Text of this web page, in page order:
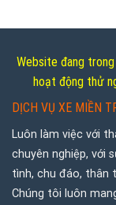
Website đang
hoạt động thử
DỊCH VỤ XE MIỀN
Luôn làm việc với
chuyên nghiệp, với
tình, chu đáo, thân
Chúng tôi luôn